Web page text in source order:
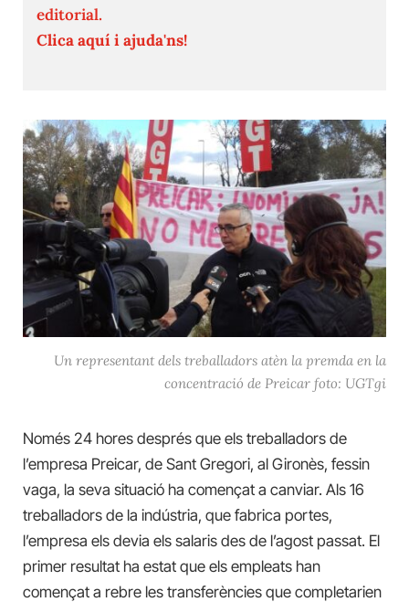
editorial.
Clica aquí i ajuda'ns!
Un representant dels treballadors atèn la premda en la
concentració de Preicar foto: UGTgi
Només 24 hores després que els treballadors de
l’empresa Preicar, de Sant Gregori, al Gironès, fessin
vaga, la seva situació ha començat a canviar. Als 16
treballadors de la indústria, que fabrica portes,
l’empresa els devia els salaris des de l’agost passat. El
primer resultat ha estat que els empleats han
començat a rebre les transferències que completarien